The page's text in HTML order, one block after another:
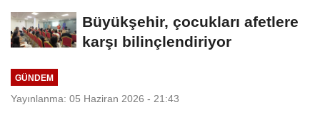
Büyükşehir, çocukları afetlere
karşı bilinçlendiriyor
GÜNDEM
Yayınlanma: 05 Haziran 2026 - 21:43